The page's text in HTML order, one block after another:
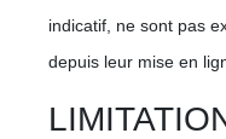
indicatif, ne sont pas
depuis leur mise en